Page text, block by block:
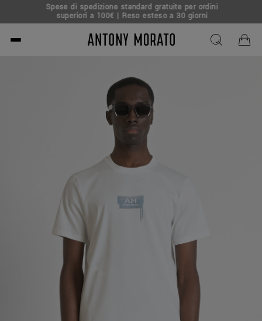
Spese di spedizione standard gratuite per ordini
superiori a 100€ | Reso esteso a 30 giorni
Antony Morato - Official